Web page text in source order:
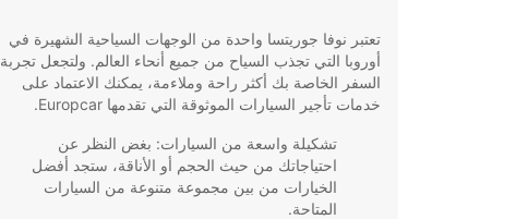
تعتبر نوفا جوريتسا واحدة من الوجهات السياحية الشهيرة في
أوروبا التي تجذب السياح من جميع أنحاء العالم. ولتجعل تجربة
السفر الخاصة بك أكثر راحة وملاءمة، يمكنك الاعتماد على
خدمات تأجير السيارات الموثوقة التي تقدمها Europcar.
تشكيلة واسعة من السيارات: بغض النظر عن
احتياجاتك من حيث الحجم أو الأناقة، ستجد أفضل
الخيارات من بين مجموعة متنوعة من السيارات
المتاحة.